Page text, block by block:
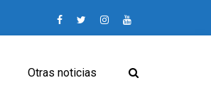
Otras noticias